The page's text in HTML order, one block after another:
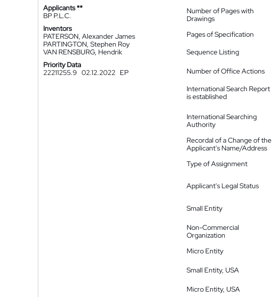
Applicants **
BP P.L.C.
Inventors
PATERSON, Alexander James
PARTINGTON, Stephen Roy
VAN RENSBURG, Hendrik
Priority Data
22211255.9 02.12.2022 EP
Number of Pages with
Drawings
Pages of Specification
Sequence Listing
Number of Office Actions
International Search Report
is established
International Searching
Authority
Recordal of a Change of the
Applicant's Name/Address
Type of Assignment
Applicant's Legal Status
Small Entity
Non-Commercial
Organization
Micro Entity
Small Entity, USA
Micro Entity, USA